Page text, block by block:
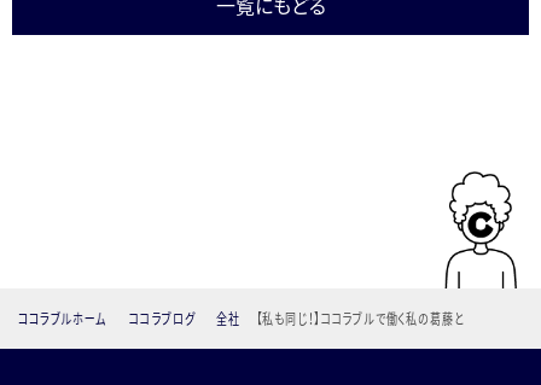
ココラブルホーム ココラブログ 全社 【私も同じ！】ココラブルで働く私の葛藤と